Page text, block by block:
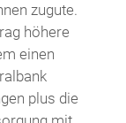
zugute.
höhere
einen
plus die